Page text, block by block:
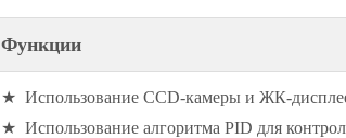
Функции
★ Использование CCD-камеры и ЖК-
★ Использование алгоритма PID для